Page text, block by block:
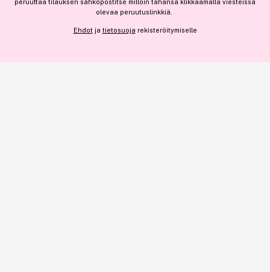
49,90 €
peruuttaa tilauksen sähköpostitse milloin tahansa klikkaamalla viesteissä
olevaa peruutuslinkkiä.
Ehdotja tietosuoja rekisteröitymiselle